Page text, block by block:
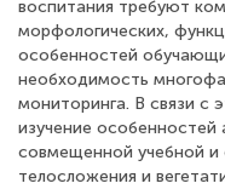
воспитания требуют
морфологических,
особенностей
необходимость
мониторинга. В связи с
изучение особенностей
совмещенной учебной и
телосложения и